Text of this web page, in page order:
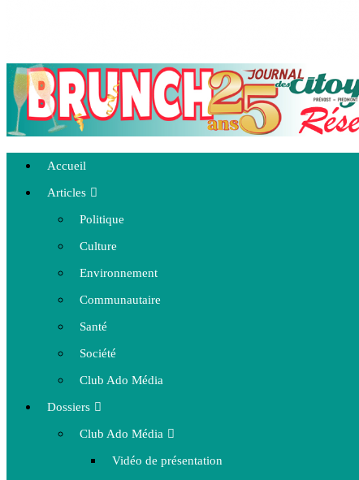
Accueil
Articles
Politique
Culture
Environnement
Communautaire
Santé
Société
Club Ado Média
Dossiers
Club Ado Média
Vidéo de présentation